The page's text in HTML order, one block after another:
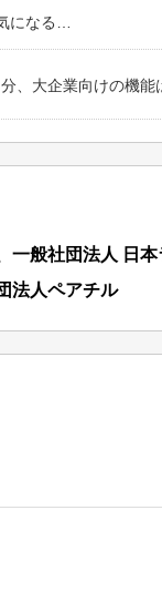
になる…
、大企業向けの機能
一般社団法人 日
法人ペアチル